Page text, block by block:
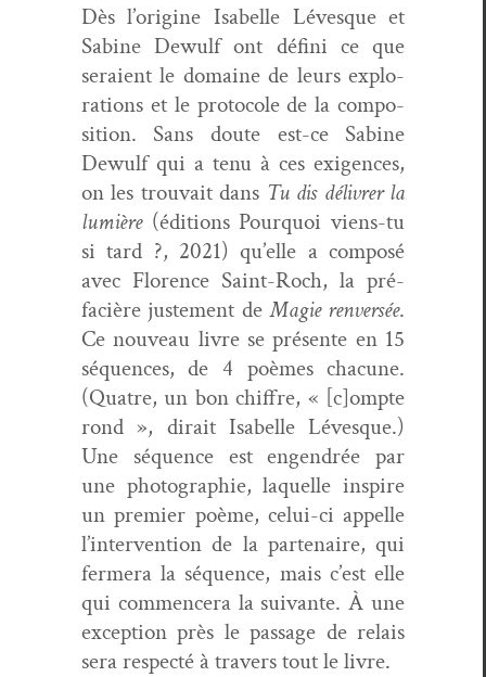
Dès l’origine Isabelle Lévesque et
Sabine Dewulf ont défi­ni ce que
seraient le domaine de leurs explo­
rations et le pro­to­cole de la com­po­
si­tion. Sans doute est-ce Sabine
Dewulf qui a tenu à ces exi­gences,
on les trou­vait dans Tu dis délivr­er la
lumière(édi­tions Pourquoi viens-tu
si tard ?, 2021) qu’elle a com­posé
avec Flo­rence Saint-Roch, la pré­
facière juste­ment deMagie ren­ver­sée.
Ce nou­veau livre se présente en 15
séquences, de 4 poèmes cha­cune.
(Qua­tre, un bon chiffre, « [c]ompte
rond », dirait Isabelle Lévesque.)
Une séquence est engen­drée par
une pho­togra­phie, laque­lle inspire
un pre­mier poème, celui-ci appelle
l’intervention de la parte­naire, qui
fer­mera la séquence, mais c’est elle
qui com­mencera la suiv­ante. À une
excep­tion près le pas­sage de relais
sera respec­té à tra­vers tout le livre.